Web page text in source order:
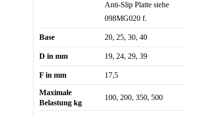
Anti-Slip Platte siehe
098MG020 f.
Base 20, 25, 30, 40
D in mm 19, 24, 29, 39
F in mm 17,5
Maximale
Belastung kg
100, 200, 350, 500